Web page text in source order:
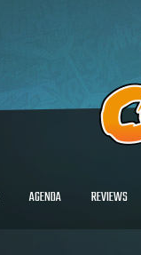
AGENDA REVIEWS